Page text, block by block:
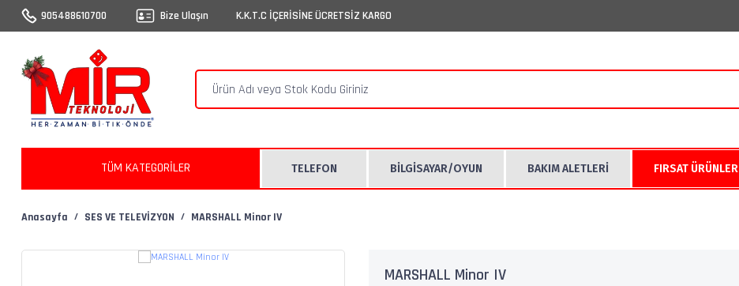
905488610700 Bize Ulaşın K.K.T.C İÇERİSİNE ÜCRETSİZ KARGO
TÜM KATEGORİLER TELEFON BİLGİSAYAR/OYUN BAKIM ALETLERİ FIRSAT ÜRÜNLER
Anasayfa SES VE TELEVİZYON MARSHALL Minor IV
MARSHALL Minor IV